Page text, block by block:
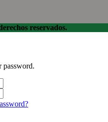
reservados.
password.